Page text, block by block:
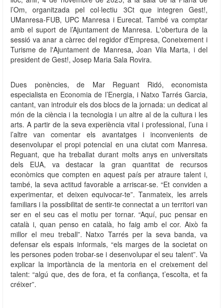
l’Om, organitzada pel col·lectiu 3Ct que integren Gest!,
UManresa-FUB, UPC Manresa i Eurecat. També va comptar
amb el suport de l’Ajuntament de Manresa. L'obertura de la
sessió va anar a càrrec del regidor d'Empresa, Coneixement i
Turisme de l'Ajuntament de Manresa, Joan Vila Marta, i del
president de Gest!, Josep Maria Sala Rovira.
Dues ponències, de Mar Reguant Ridó, economista
especialista en Economia de l’Energia, i Natxo Tarrés Garcia,
cantant, van introduir els dos blocs de la jornada: un dedicat al
món de la ciència i la tecnologia i un altre al de la cultura i les
arts. A partir de la seva experiència vital i professional, l’una i
l’altre van comentar els avantatges i inconvenients de
desenvolupar el propi potencial en una ciutat com Manresa.
Reguant, que ha treballat durant molts anys en universitats
dels EUA, va destacar la gran quantitat de recursos
econòmics que compten en aquest país per atraure talent i,
també, la seva actitud favorable a arriscar-se. “Et conviden a
experimentar, et deixen equivocar-te”. Tanmateix, les arrels
familiars i la possibilitat de sentir-te connectat a un territori van
ser en el seu cas el motiu per tornar. “Aquí, puc pensar en
català i, quan penso en català, ho faig amb el cor. Això fa
millor el meu treball”. Natxo Tarrés per la seva banda, va
defensar els espais informals, “els marges de la societat on
les persones poden trobar-se i desenvolupar el seu talent”. Va
explicar la importància de la mentoria en el creixement del
talent: “algú que, des de fora, et fa confiança, t’escolta, et fa
créixer”.